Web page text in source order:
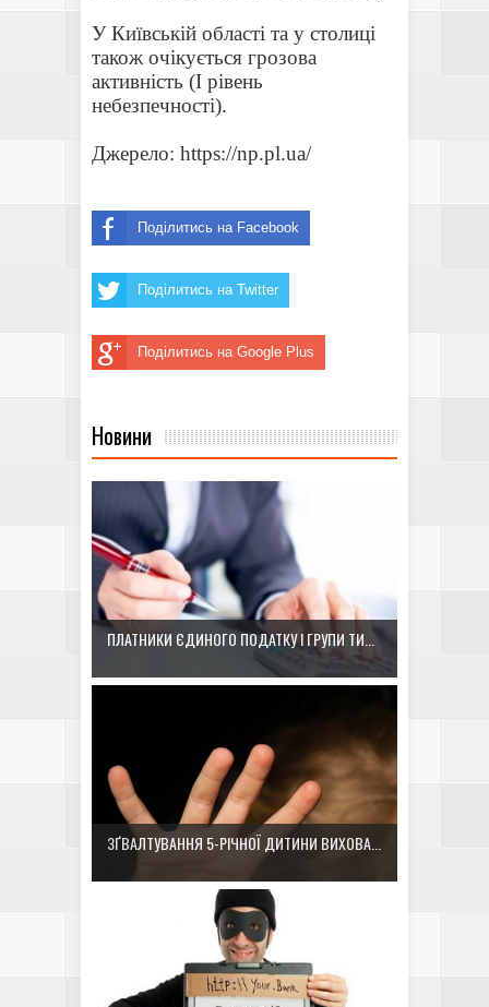
У Київській області та у столиці
також очікується грозова
активність (I рівень
небезпечності).
Джерело: https://np.pl.ua/
Поділитись на Facebook
Поділитись на Twitter
Поділитись на Google Plus
Новини
ПЛАТНИКИ ЄДИНОГО ПОДАТКУ І ГРУПИ ТИ...
ЗҐВАЛТУВАННЯ 5-РІЧНОЇ ДИТИНИ ВИХОВА...